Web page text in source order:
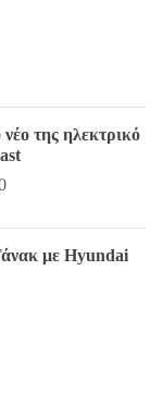
της ηλεκτρικό
με Hyundai